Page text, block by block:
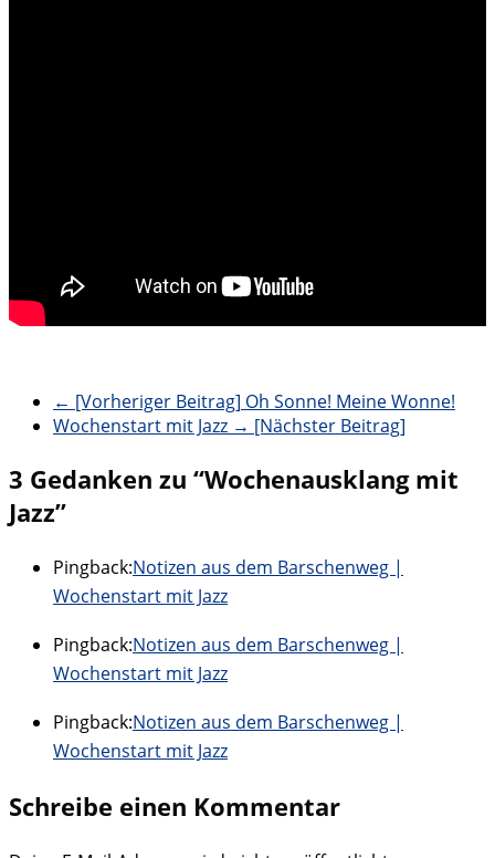
← [Vorheriger Beitrag] Oh Sonne! Meine Wonne!
Wochenstart mit Jazz → [Nächster Beitrag]
3 Gedanken zu “Wochenausklang mit
Jazz”
Pingback:Notizen aus dem Barschenweg |
Wochenstart mit Jazz
Pingback:Notizen aus dem Barschenweg |
Wochenstart mit Jazz
Pingback:Notizen aus dem Barschenweg |
Wochenstart mit Jazz
Schreibe einen Kommentar